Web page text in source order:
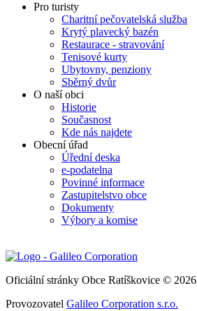
Pro turisty
Charitní pečovatelská služba
Krytý plavecký bazén
Restaurace - stravování
Tenisové kurty
Ubytovny, penziony
Sběrný dvůr
O naší obci
Historie
Současnost
Kde nás najdete
Obecní úřad
Úřední deska
e-podatelna
Povinné informace
Zastupitelstvo obce
Dokumenty
Výbory a komise
Oficiální stránky Obce Ratíškovice © 2026
Provozovatel Galileo Corporation s.r.o.